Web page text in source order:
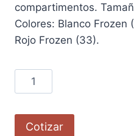
compartimentos.
Colores: Blanco Frozen
Rojo Frozen (33).
Cotizar